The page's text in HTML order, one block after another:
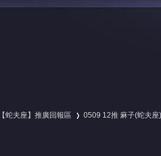
【蛇夫座】推廣回報區 0509 12推 麻子(蛇夫座